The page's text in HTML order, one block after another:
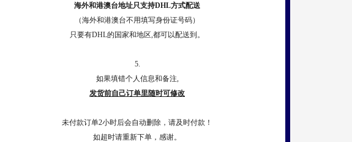
海外和港澳台地址只支持DHL方式配送
（海外和港澳台不用填写身份证号码）
只要有DHL的国家和地区,都可以配送到。
5.
如果填错个人信息和备注,
发货前自己订单里随时可修改
未付款订单2小时后会自动删除，请及时付款！
如超时请重新下单，感谢。